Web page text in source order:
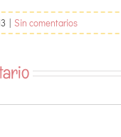
| Sin comentarios